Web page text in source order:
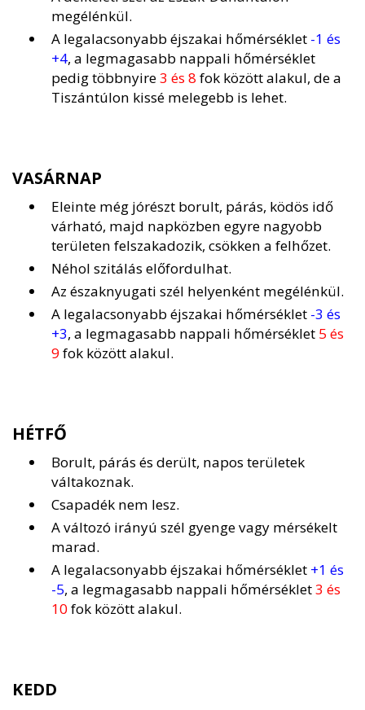
megélénkül.
A legalacsonyabb éjszakai hőmérséklet -1 és
+4, a legmagasabb nappali hőmérséklet
pedig többnyire3 és 8 fok között alakul, de a
Tiszántúlon kissé melegebb is lehet.
VASÁRNAP
Eleinte még jórészt borult, párás, ködös idő
várható, majd napközben egyre nagyobb
területen felszakadozik, csökken a felhőzet.
Néhol szitálás előfordulhat.
Az északnyugati szél helyenként megélénkül.
A legalacsonyabb éjszakai hőmérséklet -3 és
+3, a legmagasabb nappali hőmérséklet 5 és
9fok között alakul.
HÉTFŐ
Borult, párás és derült, napos területek
váltakoznak.
Csapadék nem lesz.
A változó irányú szél gyenge vagy mérsékelt
marad.
A legalacsonyabb éjszakai hőmérséklet +1 és
-5, a legmagasabb nappali hőmérséklet3 és
10fok között alakul.
KEDD